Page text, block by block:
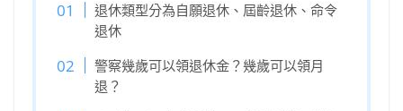
退休類型分為自願退休、屆齡退休、命令
退休
警察幾歲可以領退休金？幾歲可以領月
退？